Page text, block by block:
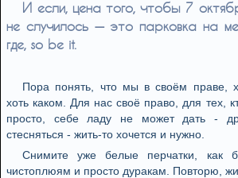
И если, цена того, чтобы 7
не случилось — это парковка на
где, so be it.
Пора понять, что мы в своём праве,
хоть каком. Для нас своё право, для тех,
просто, себе ладу не может дать -
стесняться - жить-то хочется и нужно.
Снимите уже белые перчатки, как
чистоплюям и просто дуракам. Повторю,